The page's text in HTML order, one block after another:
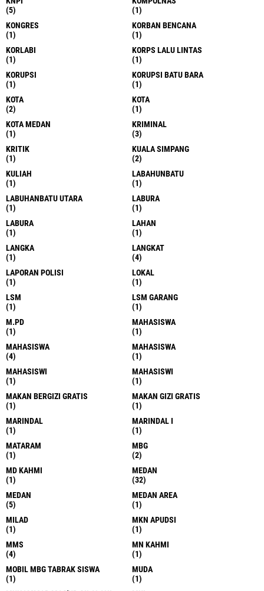
(5)
(1)
KONGRES
(1)
KORBAN BENCANA
(1)
KORLABI
(1)
KORPS LALU LINTAS
(1)
KORUPSI
(1)
KORUPSI BATU BARA
(1)
KOTA
(2)
KOTA
(1)
KOTA MEDAN
(1)
KRIMINAL
(3)
KRITIK
(1)
KUALA SIMPANG
(2)
KULIAH
(1)
LABAHUNBATU
(1)
LABUHANBATU UTARA
(1)
LABURA
(1)
LABURA
(1)
LAHAN
(1)
LANGKA
(1)
LANGKAT
(4)
LAPORAN POLISI
(1)
LOKAL
(1)
LSM
(1)
LSM GARANG
(1)
M.PD
(1)
MAHASISWA
(1)
MAHASISWA
(4)
MAHASISWA
(1)
MAHASISWI
(1)
MAHASISWI
(1)
MAKAN BERGIZI GRATIS
(1)
MAKAN GIZI GRATIS
(1)
MARINDAL
(1)
MARINDAL I
(1)
MATARAM
(1)
MBG
(2)
MD KAHMI
(1)
MEDAN
(32)
MEDAN
(5)
MEDAN AREA
(1)
MILAD
(1)
MKN APUDSI
(1)
MMS
(4)
MN KAHMI
(1)
MOBIL MBG TABRAK SISWA
(1)
MUDA
(1)